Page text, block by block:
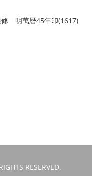
修 明萬暦45年印(1617)
RESERVED.